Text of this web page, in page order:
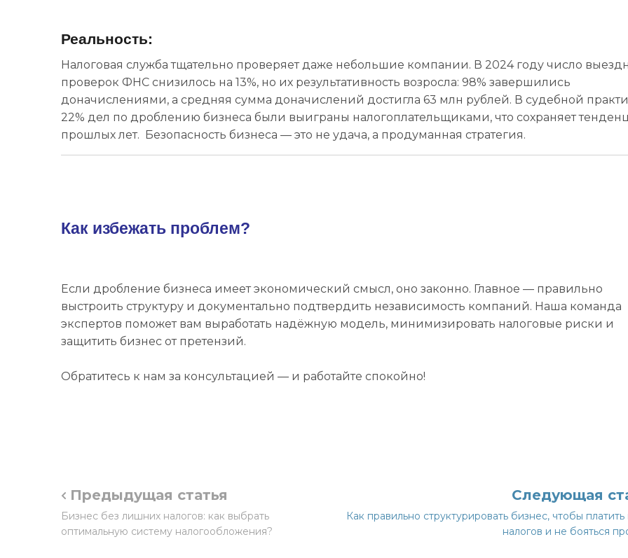
Реальность:
Налоговая служба тщательно проверяет даже небольшие компании. В 2024 году число
проверок ФНС снизилось на 13%, но их результативность возросла: 98% завершились
доначислениями, а средняя сумма доначислений достигла 63 млн рублей. В судебной
22% дел по дроблению бизнеса были выиграны налогоплательщиками, что сохраняет
прошлых лет. Безопасность бизнеса — это не удача, а продуманная стратегия.
Как избежать проблем?
Если дробление бизнеса имеет экономический смысл, оно законно. Главное — правильно
выстроить структуру и документально подтвердить независимость компаний. Наша команда
экспертов поможет вам выработать надёжную модель, минимизировать налоговые риски и
защитить бизнес от претензий.
Обратитесь к нам за консультацией — и работайте спокойно!
Предыдущая статья
Бизнес без лишних налогов: как выбрать
оптимальную систему налогообложения?
Следующая
Как правильно структурировать бизнес, чтобы
налогов и не бояться